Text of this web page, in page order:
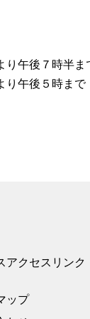
午後７時半ま
５時ま
アクセス リンク
ップ